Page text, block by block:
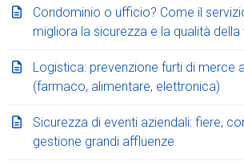
Condominio o ufficio? Come il
migliora la sicurezza e la qualità della
Logistica: prevenzione furti di merce
(farmaco, alimentare, elettronica)
Sicurezza di eventi aziendali: fiere,
gestione grandi affluenze